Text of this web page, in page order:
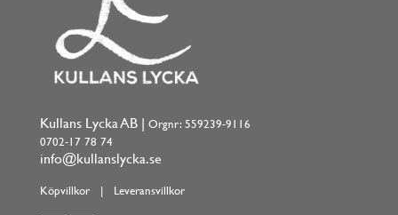
Kullans Lycka AB | Orgnr: 559239-9116
0702-17 78 74
info@kullanslycka.se
Köpvillkor| Leveransvillkor